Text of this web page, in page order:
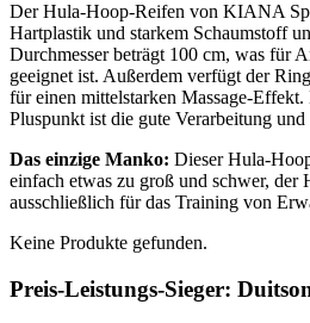
Der Hula-Hoop-Reifen von KIANA
Hartplastik und starkem Schaumstoff
Durchmesser beträgt 100 cm, was für
geeignet ist. Außerdem verfügt der
für einen mittelstarken Massage-
Pluspunkt ist die gute Verarbeitung und
Das einzige Manko: Dieser Hula-
einfach etwas zu groß und schwer,
ausschließlich für das Training von
Keine Produkte gefunden.
Preis-Leistungs-Sieger: